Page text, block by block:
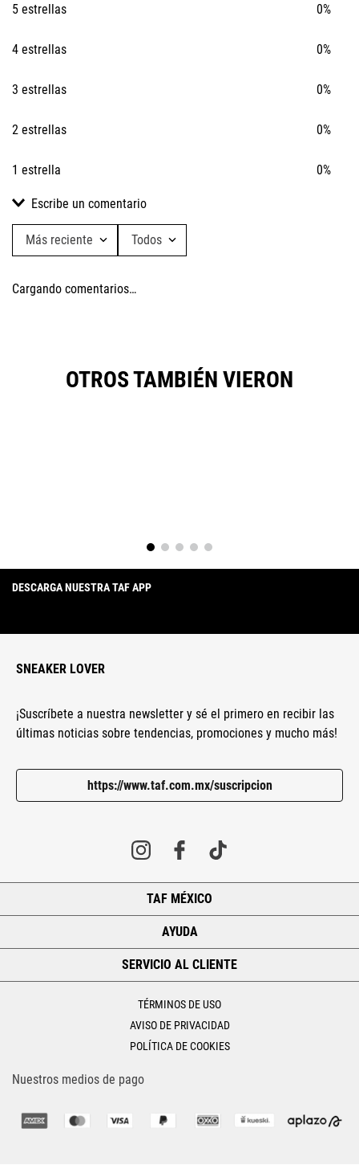
5 estrellas 0%
4 estrellas 0%
3 estrellas 0%
2 estrellas 0%
1 estrella 0%
Escribe un comentario
Califica el producto de 1 a 5 estrellas
★★★★
Escribe un comentario
Enviar comentario
Más reciente Todos
Cargando comentarios…
OTROS TAMBIÉN VIERON
DESCARGA NUESTRA TAF APP
SNEAKER LOVER
¡Suscríbete a nuestra newsletter y sé el primero en recibir las
últimas noticias sobre tendencias, promociones y mucho más!
https://www.taf.com.mx/suscripcion
TAF MÉXICO
AYUDA
SERVICIO AL CLIENTE
TÉRMINOS DE USO
AVISO DE PRIVACIDAD
POLÍTICA DE COOKIES
Nuestros medios de pago